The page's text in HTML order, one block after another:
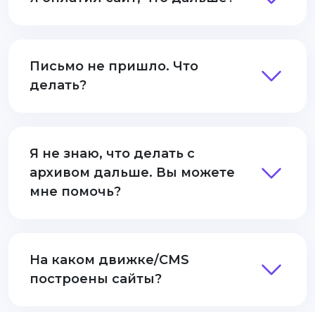
Письмо не пришло. Что
делать?
Я не знаю, что делать с
архивом дальше. Вы можете
мне помочь?
На каком движке/CMS
построены сайты?